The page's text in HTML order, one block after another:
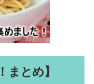
まとめ】